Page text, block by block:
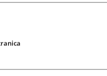
aktuelnosti ili drugih
se web stranica sa
vezane za rad suda.
dobiti